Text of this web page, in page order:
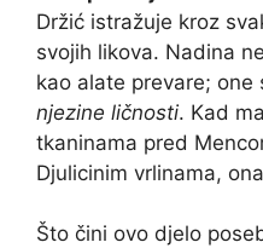
Držić istražuje kroz
svojih likova. Nadina
kao alate prevare; one
njezine ličnosti. Kad
tkaninama pred
Djulicinim vrlinama,
Što čini ovo djelo